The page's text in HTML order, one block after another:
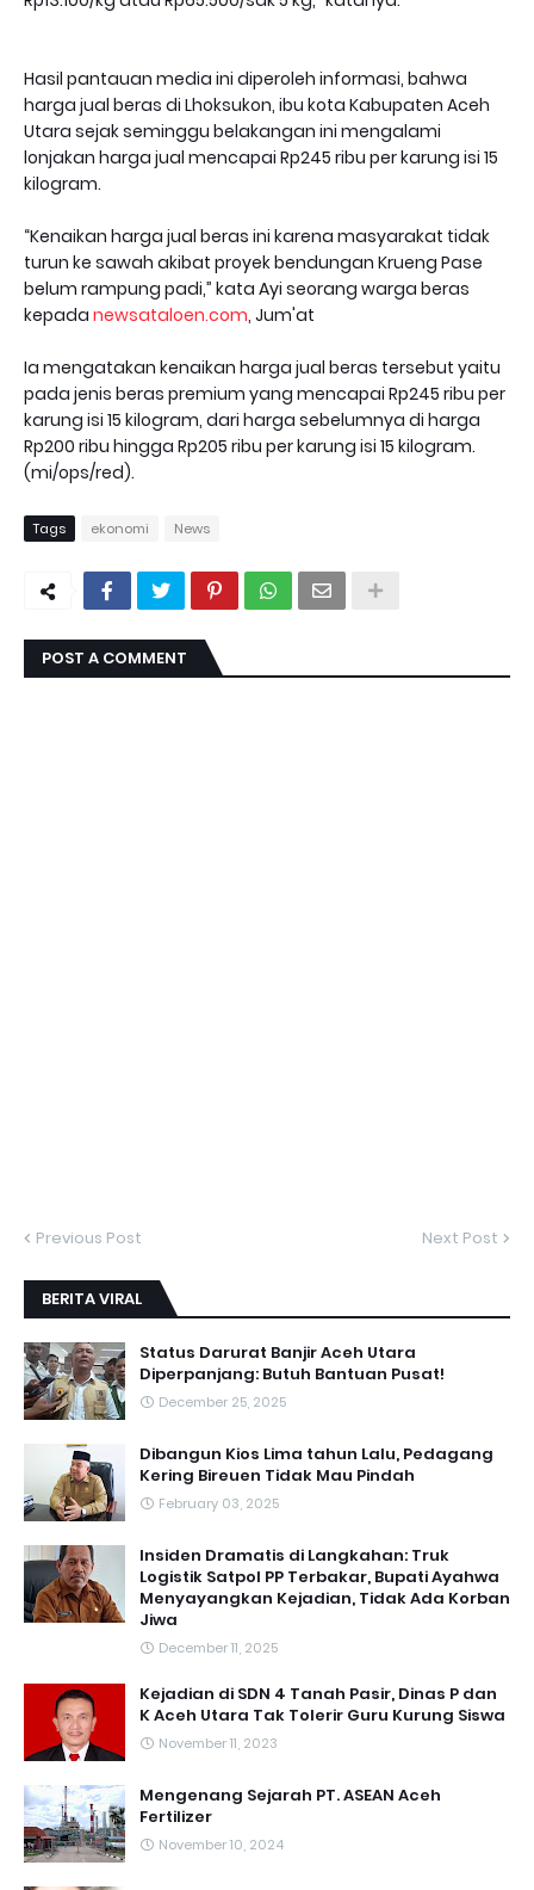
Hasil pantauan media ini diperoleh informasi, bahwa
harga jual beras di Lhoksukon, ibu kota Kabupaten Aceh
Utara sejak seminggu belakangan ini mengalami
lonjakan harga jual mencapai Rp245 ribu per karung isi 15
kilogram.
“Kenaikan harga jual beras ini karena masyarakat tidak
turun ke sawah akibat proyek bendungan Krueng Pase
belum rampung padi,” kata Ayi seorang warga beras
kepada newsataloen.com, Jum'at
Ia mengatakan kenaikan harga jual beras tersebut yaitu
pada jenis beras premium yang mencapai Rp245 ribu per
karung isi 15 kilogram, dari harga sebelumnya di harga
Rp200 ribu hingga Rp205 ribu per karung isi 15 kilogram.
(mi/ops/red).
Tags ekonomi News
POST A COMMENT
Previous Post Next Post
BERITA VIRAL
Status Darurat Banjir Aceh Utara
Diperpanjang: Butuh Bantuan Pusat!
December 25, 2025
Dibangun Kios Lima tahun Lalu, Pedagang
Kering Bireuen Tidak Mau Pindah
February 03, 2025
Insiden Dramatis di Langkahan: Truk
Logistik Satpol PP Terbakar, Bupati Ayahwa
Menyayangkan Kejadian, Tidak Ada Korban
Jiwa
December 11, 2025
Kejadian di SDN 4 Tanah Pasir, Dinas P dan
K Aceh Utara Tak Tolerir Guru Kurung Siswa
November 11, 2023
Mengenang Sejarah PT. ASEAN Aceh
Fertilizer
November 10, 2024